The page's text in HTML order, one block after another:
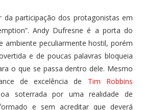
da participação dos protagonistas em
Andy Dufresne é a porta do
ambiente peculiarmente hostil, porém
e de poucas palavras bloqueia
o que se passa dentro dele. Mesmo
de excelência de Tim Robbins
soterrada por uma realidade de
e sem acreditar que deverá